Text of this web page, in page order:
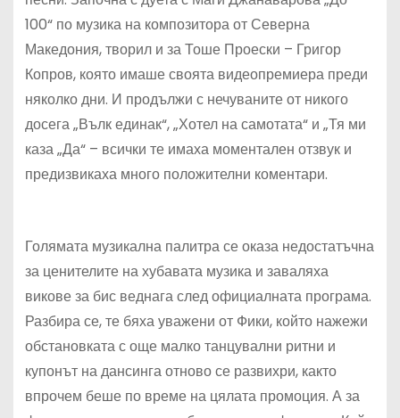
100“ по музика на композитора от Северна
Македония, творил и за Тоше Проески – Григор
Копров, която имаше своята видеопремиера преди
няколко дни. И продължи с нечуваните от никого
досега „Вълк единак“, „Хотел на самотата“ и „Тя ми
каза „Да“ – всички те имаха моментален отзвук и
предизвикаха много положителни коментари.
Голямата музикална палитра се оказа недостатъчна
за ценителите на хубавата музика и заваляха
викове за бис веднага след официалната програма.
Разбира се, те бяха уважени от Фики, който нажежи
обстановката с още малко танцувални ритни и
купонът на дансинга отново се развихри, както
впрочем беше по време на цялата промоция. А за